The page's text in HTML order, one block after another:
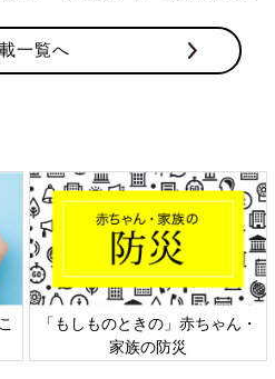
」
イプで洗う手間がない点がお気に
のもうれしいですね◎
ル代わりになるお絵描きバ
一覧へ
「もしものときの」赤ちゃん・
家族の防災